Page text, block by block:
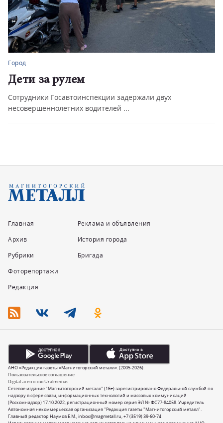
Город
Дети за рулем
Сотрудники Госавтоинспекции задержали двух
несовершеннолетних водителей ...
Главная
Архив
Рубрики
Фоторепортажи
Редакция
Реклама и объявления
История города
Бригада
Сетевое издание "Магнитогорский металл" (16+) зарегистрировано Федеральной службой по
надзору в сфере связи, информационных технологий и массовых коммуникаций
(Роскомнадзор) 17.10.2022, регистрационный номер серия ЭЛ № ФС77-84058. Учредитель
Автономная некоммерческая организация "Редакция газеты "Магнитогорский металл".
Главный редактор Наумов Е.М.,inbox@magmetall.ru,+7 (3519) 39-60-74
Пользовательское соглашение
Digital-агентство Uralmedias
АНО «Редакция газеты «Магнитогорский металл». (2005-2026).